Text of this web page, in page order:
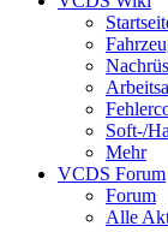
Soft-/
Mehr
VCDS Forum
Forum
Alle